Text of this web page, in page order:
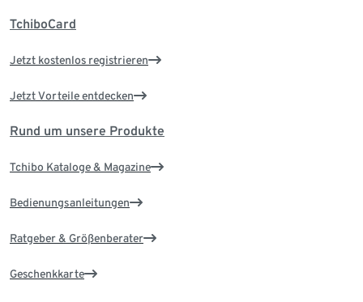
TchiboCard
Jetzt kostenlos registrieren
Jetzt Vorteile entdecken
Rund um unsere Produkte
Tchibo Kataloge & Magazine
Bedienungsanleitungen
Ratgeber & Größenberater
Geschenkkarte